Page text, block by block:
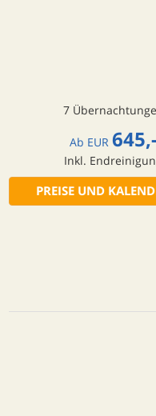
7
Ab EUR 645,-
Inkl.
PREISE UND